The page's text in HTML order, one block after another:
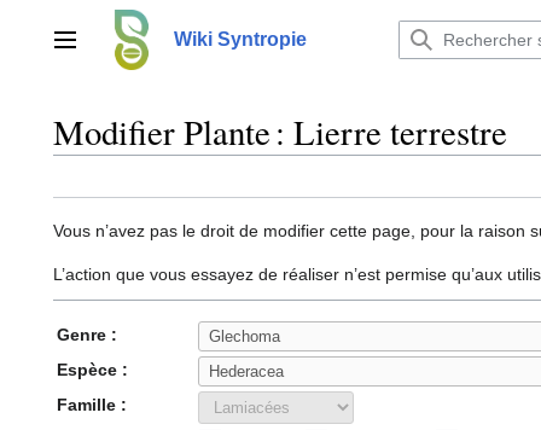
contenuMenu principalWiki Syntropie
Modifier Plante : Lierre terrestre
Vous n’avez pas le droit de modifier cette page, pour la raison
L’action que vous essayez de réaliser n’est permise qu’aux
Genre :
Espèce :
Famille :